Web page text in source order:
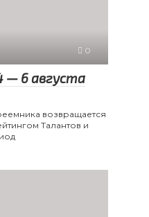
0
— 6 августа
возвращается
Талантов и